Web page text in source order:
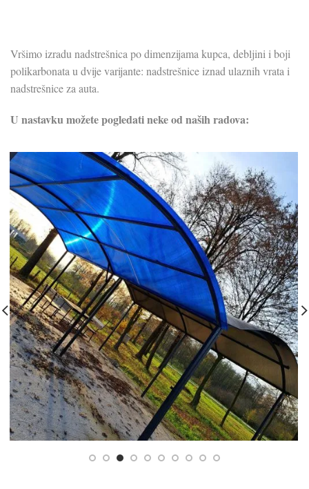
Vršimo izradu nadstrešnica po dimenzijama kupca, debljini i boji
polikarbonata u dvije varijante: nadstrešnice iznad ulaznih vrata i
nadstrešnice za auta.
U nastavku možete pogledati neke od naših radova: